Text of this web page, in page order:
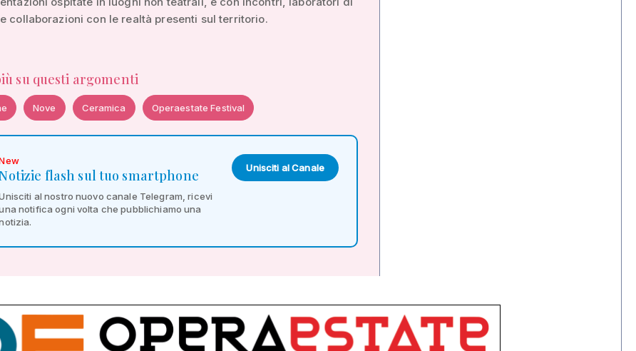
collaborazioni con le realtà presenti sul territorio.
su questi argomenti
Nove Ceramica Operaestate Festival
flash sul tuo smartphone
al nostro nuovo canale Telegram, ricevi
notifica ogni volta che pubblichiamo una
Unisciti al Canale